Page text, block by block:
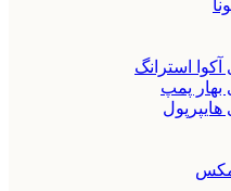
استرانگ
پمپ